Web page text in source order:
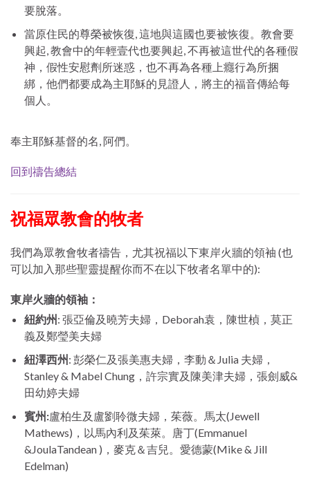
要脫落。
當原住民的尊榮被恢復, 這地與這國也要被恢復。教會要
興起, 教會中的年輕壹代也要興起, 不再被這世代的各種假
神，假性安慰劑所迷惑，也不再為各種上癮行為所捆
綁，他們都要成為主耶穌的見證人，將主的福音傳給每
個人。
奉主耶穌基督的名, 阿們。
回到禱告總結
祝福眾教會的牧者
我們為眾教會牧者禱告，尤其祝福以下東岸火牆的領袖 (也
可以加入那些聖靈提醒你而不在以下牧者名單中的):
東岸火牆的領袖：
紐約州: 張亞倫及曉芳夫婦，Deborah袁，陳世楨，莫正
義及鄭瑩美夫婦
紐澤西州: 彭榮仁及張美惠夫婦，李動＆Julia 夫婦，
Stanley & Mabel Chung，許宗實及陳美津夫婦，張劍威&
田幼婷夫婦
賓州:盧柏生及盧劉聆微夫婦，茱薇。馬太(Jewell
Mathews)，以馬內利及茱萊。唐丁(Emmanuel
&JoulaTandean )，麥克＆吉兒。愛德蒙(Mike & Jill
Edelman)